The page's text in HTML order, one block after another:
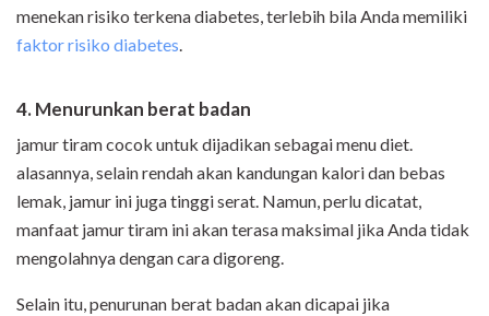
menekan risiko terkena diabetes, terlebih bila Anda memiliki
faktor risiko diabetes.
4. Menurunkan berat badan
jamur tiram cocok untuk dijadikan sebagai menu diet.
alasannya, selain rendah akan kandungan kalori dan bebas
lemak, jamur ini juga tinggi serat. Namun, perlu dicatat,
manfaat jamur tiram ini akan terasa maksimal jika Anda tidak
mengolahnya dengan cara digoreng.
Selain itu, penurunan berat badan akan dicapai jika